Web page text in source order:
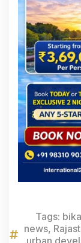
Tags:
news,
urban